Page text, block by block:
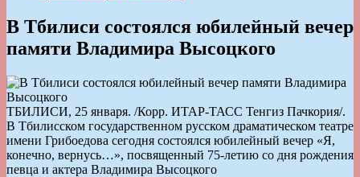
В Тбилиси состоялся юбилейный вечер
памяти Владимира Высоцкого
ТБИЛИСИ, 25 января. /Корр. ИТАР-ТАСС Тенгиз Пачкория/.
В Тбилисском государственном русском драматическом театре
имени Грибоедова сегодня состоялся юбилейный вечер «Я,
конечно, вернусь…», посвященный 75-летию со дня рождения
певца и актера Владимира Высоцкого